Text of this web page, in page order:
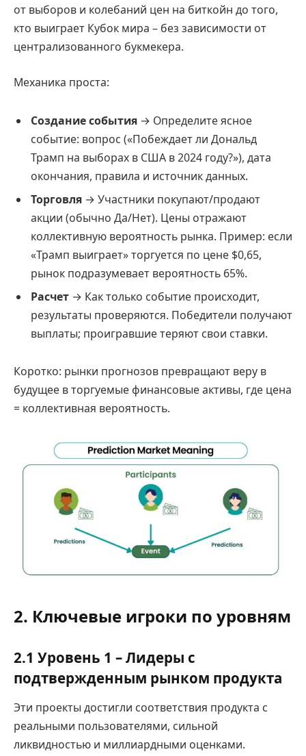
от выборов и колебаний цен на биткойн до того,
кто выиграет Кубок мира – без зависимости от
централизованного букмекера.
Механика проста:
Создание события → Определите ясное
событие: вопрос («Побеждает ли Дональд
Трамп на выборах в США в 2024 году?»), дата
окончания, правила и источник данных.
Торговля → Участники покупают/продают
акции (обычно Да/Нет). Цены отражают
коллективную вероятность рынка. Пример: если
«Трамп выиграет» торгуется по цене $0,65,
рынок подразумевает вероятность 65%.
Расчет → Как только событие происходит,
результаты проверяются. Победители получают
выплаты; проигравшие теряют свои ставки.
Коротко: рынки прогнозов превращают веру в
будущее в торгуемые финансовые активы, где цена
= коллективная вероятность.
2. Ключевые игроки по уровням
2.1 Уровень 1 – Лидеры с
подтвержденным рынком продукта
Эти проекты достигли соответствия продукта с
реальными пользователями, сильной
ликвидностью и миллиардными оценками.